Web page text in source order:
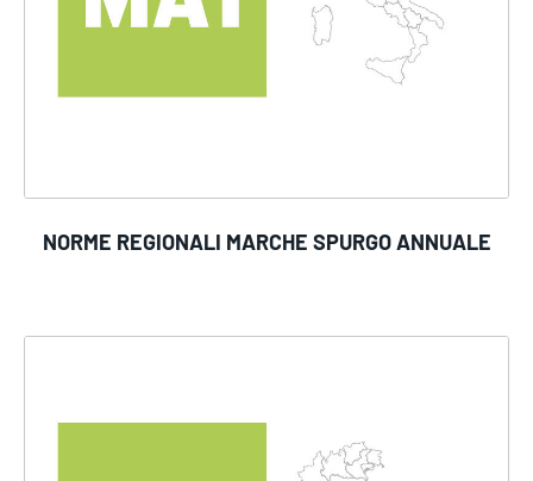
NORME REGIONALI MARCHE SPURGO ANNUALE